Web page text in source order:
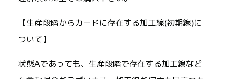
【生産段階からカードに存在する加工線(初期線)に
ついて】
状態Aであっても、生産段階で存在する加工線など